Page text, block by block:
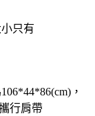
只有
106*44*86(cm) ，
行肩帶